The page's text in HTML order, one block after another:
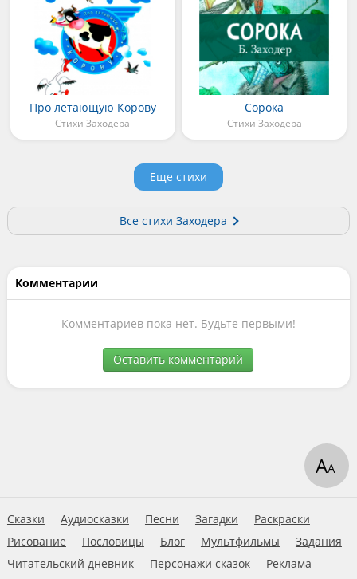
Про летающую Корову
Стихи Заходера
Сорока
Стихи Заходера
Еще стихи
Все стихи Заходера
Комментарии
Комментариев пока нет. Будьте первыми!
Оставить комментарий
Сказки Аудиосказки Песни Загадки
Раскраски
Рисование
Пословицы Блог Мультфильмы
Задания
Читательский дневник
Персонажи сказок
Реклама
АА